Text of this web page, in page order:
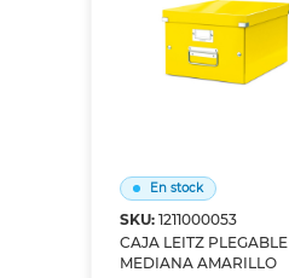
En stock
SKU: 1211000053
CAJA LEITZ PLEGABLE
MEDIANA AMARILLO